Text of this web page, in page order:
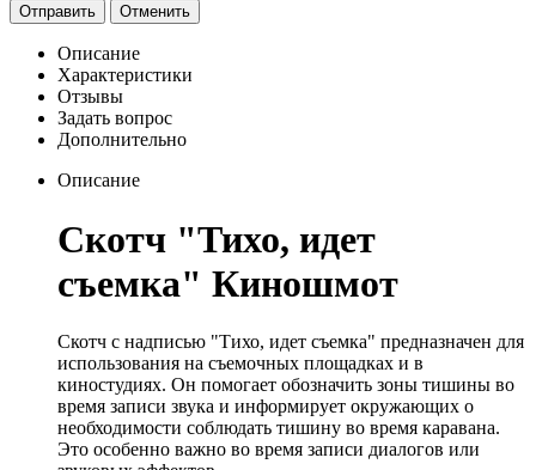
Отправить Отменить
Описание
Характеристики
Отзывы
Задать вопрос
Дополнительно
Описание
Скотч "Тихо, идет
съемка" Киношмот
Скотч с надписью "Тихо, идет съемка" предназначен для
использования на съемочных площадках и в
киностудиях. Он помогает обозначить зоны тишины во
время записи звука и информирует окружающих о
необходимости соблюдать тишину во время каравана.
Это особенно важно во время записи диалогов или